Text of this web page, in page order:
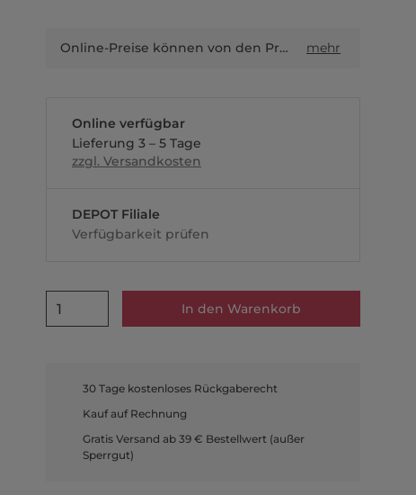
Online-Preise können von den Preisen in Filialen sowie Shop-in-Shop-Flächen abweichen. mehr
Online verfügbar
Lieferung 3 – 5 Tage
zzgl. Versandkosten
DEPOT Filiale
Verfügbarkeit prüfen
1 In den Warenkorb
30 Tage kostenloses Rückgaberecht
Kauf auf Rechnung
Gratis Versand ab 39 € Bestellwert (außer
Sperrgut)